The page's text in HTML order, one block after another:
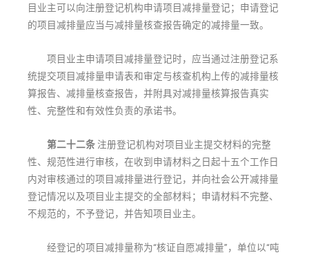
目业主可以向注册登记机构申请项目减排量登记；申请登记
的项目减排量应当与减排量核查报告确定的减排量一致。
项目业主申请项目减排量登记时，应当通过注册登记系
统提交项目减排量申请表和审定与核查机构上传的减排量核
算报告、减排量核查报告，并附具对减排量核算报告真实
性、完整性和有效性负责的承诺书。
第二十二条 注册登记机构对项目业主提交材料的完整
性、规范性进行审核，在收到申请材料之日起十五个工作日
内对审核通过的项目减排量进行登记，并向社会公开减排量
登记情况以及项目业主提交的全部材料；申请材料不完整、
不规范的，不予登记，并告知项目业主。
经登记的项目减排量称为“核证自愿减排量”，单位以“吨